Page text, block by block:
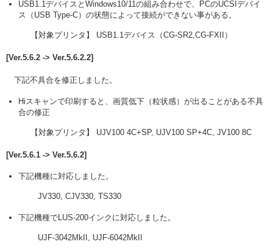
USB1.1デバイスとWindows10/11の組み合わせで、PCのUCSIデバイ
ス（USB Type-C）の状態によって接続ができない事がある。
【対象プリンタ】 USB1.1デバイス（CG-SR2,CG-FXII）
[Ver.5.6.2 -> Ver.5.6.2.2]
下記不具合を修正しました。
Hiスキャンで印刷すると、画質低下（粒状感）が出ることがある不具
合の修正
【対象プリンタ】 UJV100 4C+SP, UJV100 SP+4C, JV100 8C
[Ver.5.6.1 -> Ver.5.6.2]
下記機種に対応しました。
JV330, CJV330, TS330
下記機種でLUS-200インクに対応しました。
UJF-3042MkII, UJF-6042MkII